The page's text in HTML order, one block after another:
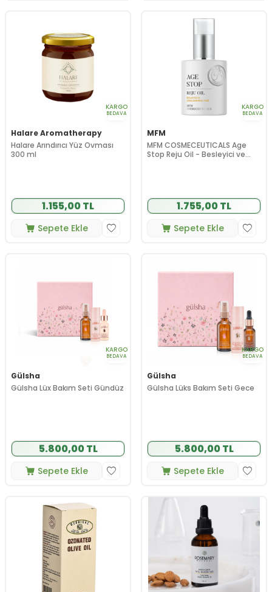
KARGO
BEDAVA
Halare Aromatherapy
Halare Arındırıcı Yüz Ovması
300 ml
1.155,00 TL
Sepete Ekle
KARGO
BEDAVA
MFM
MFM COSMECEUTICALS Age
Stop Reju Oil - Besleyici ve
1.755,00 TL
Sepete Ekle
KARGO
BEDAVA
Gülsha
Gülsha Lüx Bakım Seti Gündüz
5.800,00 TL
Sepete Ekle
KARGO
BEDAVA
Gülsha
Gülsha Lüks Bakım Seti Gece
5.800,00 TL
Sepete Ekle